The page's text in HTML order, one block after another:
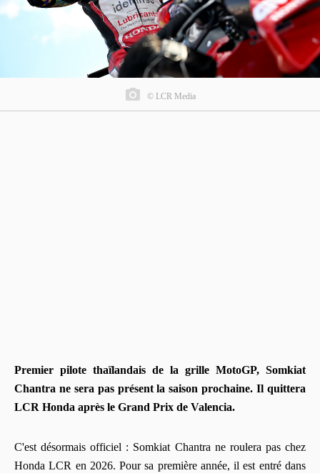
© LCR Media
Premier pilote thaïlandais de la grille MotoGP, Somkiat
Chantra ne sera pas présent la saison prochaine. Il quittera
LCR Honda après le Grand Prix de Valencia.
C'est désormais officiel : Somkiat Chantra ne roulera pas chez
Honda LCR en 2026. Pour sa première année, il est entré dans